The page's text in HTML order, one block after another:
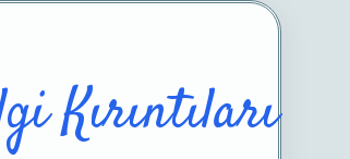
Kırıntıları